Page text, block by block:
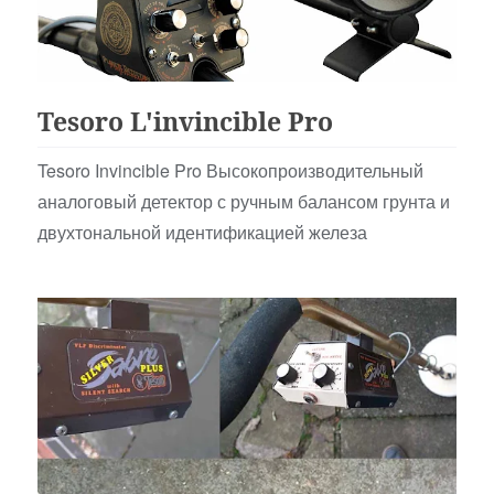
Аналоговые
Tesoro L'invincible Pro
Tesoro Invincible Pro Высокопроизводительный
аналоговый детектор с ручным балансом грунта и
двухтональной идентификацией железа